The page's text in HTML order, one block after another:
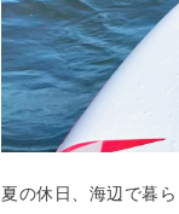
夏の休日、海辺で暮